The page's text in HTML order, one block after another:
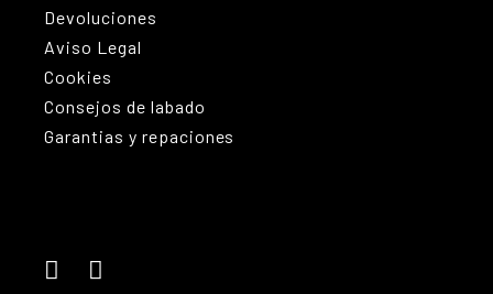
Devoluciones
Aviso Legal
Cookies
Consejos de labado
Garantias y repaciones